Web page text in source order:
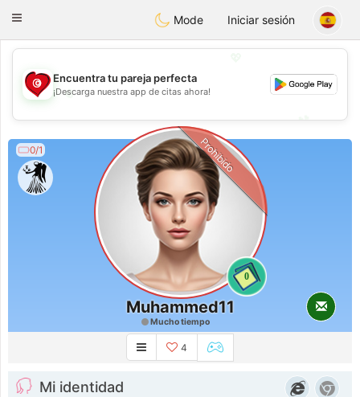
Tunisia Dating
Toggle
Mode Iniciar sesión
💖
💕
💕
Encuentra tu pareja perfecta
¡Descarga nuestra app de citas ahora!
0/1
0
Prohibido
Muhammed11
Mucho tiempo
4
Mi identidad